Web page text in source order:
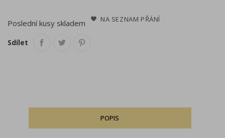
Poslední kusy skladem NA SEZNAM PŘÁNÍ
Sdílet
POPIS